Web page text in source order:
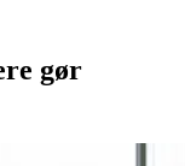
gør